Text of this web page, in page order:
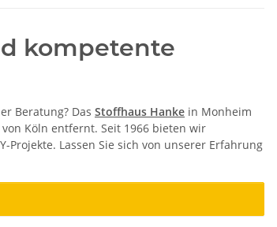
kompetente
Beratung? Das Stoffhaus Hanke in Monheim
Köln entfernt. Seit 1966 bieten wir
Projekte. Lassen Sie sich von unserer Erfahrung